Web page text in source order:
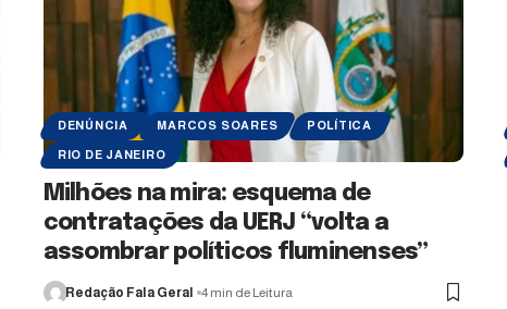
DENÚNCIA MARCOS SOARES POLÍTICA
RIO DE JANEIRO
Milhões na mira: esquema de
contratações da UERJ “volta a
assombrar políticos fluminenses”
Redação Fala Geral 4 min de Leitura